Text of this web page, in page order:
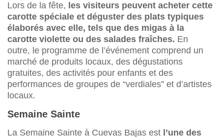
Lors de la fête, les visiteurs peuvent acheter cette
carotte spéciale et déguster des plats typiques
élaborés avec elle, tels que des migas à la
carotte violette ou des salades fraîches. En
outre, le programme de l’événement comprend un
marché de produits locaux, des dégustations
gratuites, des activités pour enfants et des
performances de groupes de “verdiales” et d’artistes
locaux.
Semaine Sainte
La Semaine Sainte à Cuevas Bajas est l’une des